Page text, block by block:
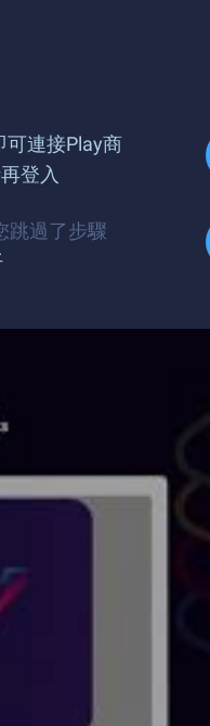
可連接Play商
登入
跳過了步驟